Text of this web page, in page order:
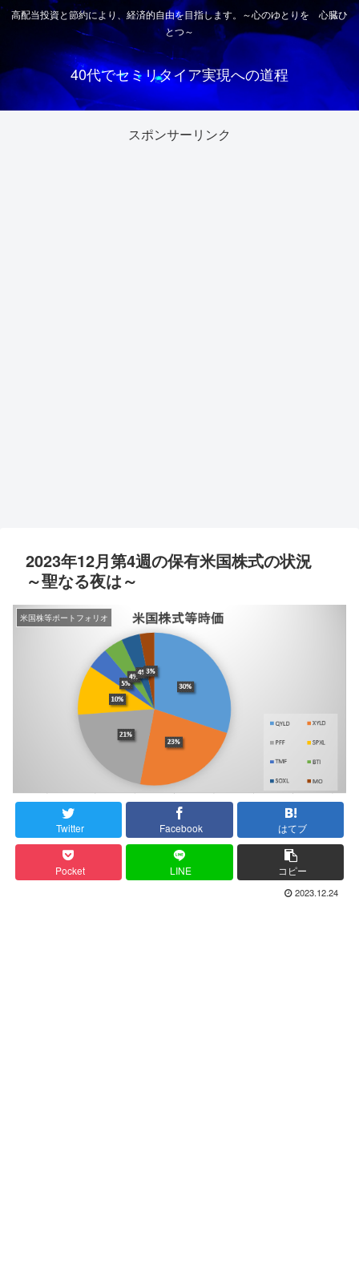
高配当投資と節約により、経済的自由を目指します。～心のゆとりを 心臓ひ
とつ～
40代でセミリタイア実現への道程
スポンサーリンク
2023年12月第4週の保有米国株式の状況
～聖なる夜は～
米国株等ポートフォリオ
Twitter Facebook はてブ
Pocket LINE コピー
2023.12.24